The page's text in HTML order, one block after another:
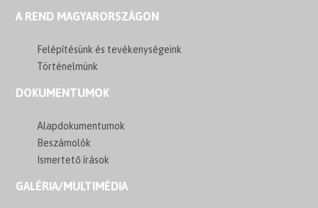
A REND MAGYARORSZÁGON
Felépítésünk és tevékenységeink
Történelmünk
DOKUMENTUMOK
Alapdokumentumok
Beszámolók
Ismertető írások
GALÉRIA/MULTIMÉDIA